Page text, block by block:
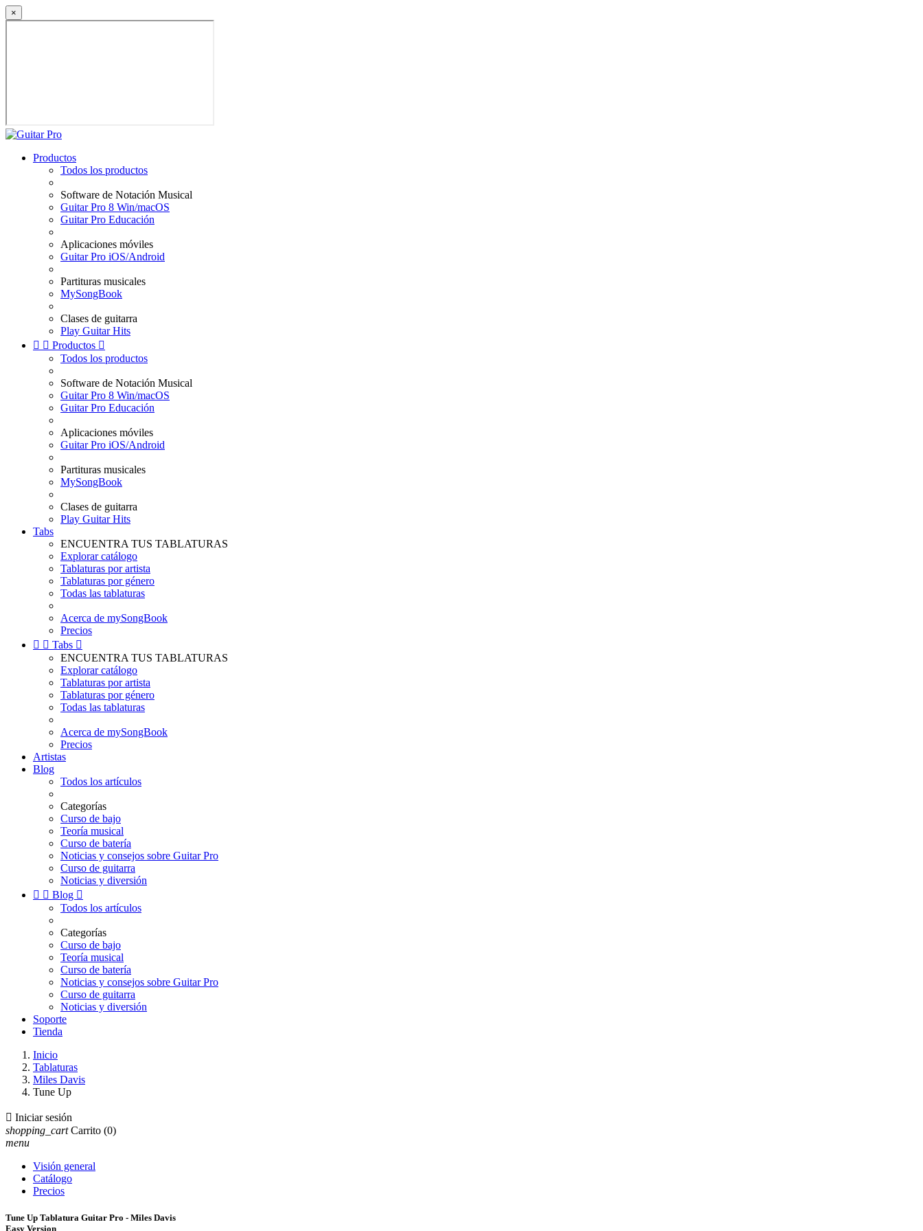
×
Productos
Todos los productos
Software de Notación Musical
Guitar Pro 8 Win/macOS
Guitar Pro Educación
Aplicaciones móviles
Guitar Pro iOS/Android
Partituras musicales
MySongBook
Clases de guitarra
Play Guitar Hits
  Productos 
Todos los productos
Software de Notación Musical
Guitar Pro 8 Win/macOS
Guitar Pro Educación
Aplicaciones móviles
Guitar Pro iOS/Android
Partituras musicales
MySongBook
Clases de guitarra
Play Guitar Hits
Tabs
ENCUENTRA TUS TABLATURAS
Explorar catálogo
Tablaturas por artista
Tablaturas por género
Todas las tablaturas
Acerca de mySongBook
Precios
  Tabs 
ENCUENTRA TUS TABLATURAS
Explorar catálogo
Tablaturas por artista
Tablaturas por género
Todas las tablaturas
Acerca de mySongBook
Precios
Artistas
Blog
Todos los artículos
Categorías
Curso de bajo
Teoría musical
Curso de batería
Noticias y consejos sobre Guitar Pro
Curso de guitarra
Noticias y diversión
  Blog 
Todos los artículos
Categorías
Curso de bajo
Teoría musical
Curso de batería
Noticias y consejos sobre Guitar Pro
Curso de guitarra
Noticias y diversión
Soporte
Tienda
Inicio
Tablaturas
Miles Davis
Tune Up
 Iniciar sesión
shopping_cart Carrito (0)
menu
Visión general
Catálogo
Precios
Tune Up Tablatura Guitar Pro - Miles Davis
Easy Version